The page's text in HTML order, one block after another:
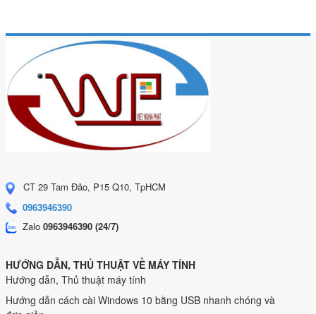
CT 29 Tam Đảo, P15 Q10, TpHCM
0963946390
Zalo 0963946390 (24/7)
HƯỚNG DẪN, THỦ THUẬT VỀ MÁY TÍNH
Hướng dẫn, Thủ thuật máy tính
Hướng dẫn cách cài Windows 10 bằng USB nhanh chóng và